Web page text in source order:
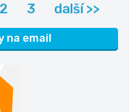
2 3 další >>
na email